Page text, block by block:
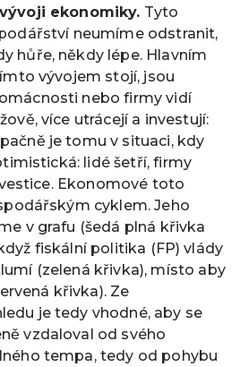
ji ekonomiky. Tyto
neumíme odstranit,
hůře, někdy lépe. Hlavním
vývojem stojí, jsou
nebo firmy vidí
více utrácejí a investují:
je tomu v situaci, kdy
lidé šetří, firmy
Ekonomové toto
cyklem. Jeho
v grafu (šedá plná křivka
fiskální politika (FP) vlády
(zelená křivka), místo aby
křivka). Ze
je tedy vhodné, aby se
vzdaloval od svého
tempa, tedy od pohybu